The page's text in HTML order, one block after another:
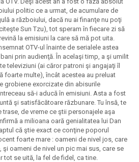
politic ce a urmat, de acumulare de
a războiului, dacă nu ai finanţe nu poţi
Sun Tzu), tot speram în fiecare zi să
la emisiuni la care să mă pot uita.
OTV-ul înainte de serialele astea
prin audienţă. În acelaşi timp, a şi umilit
televiziuni (ai căror patroni şi angajaţi îl
foarte multe), încât acestea au preluat
grobiene exorcizate din abisurile
să-i aducă în emisiuni. Asta a fost
şi satisfăcătoare răzbunare. Tu însă, te
trase, de vreme ce ştii personajele aşa
a milioana oară genialitatea lui Dan
că ştie exact ce conţine poporul
foarte mare : oameni de nivel jos, care
şi oameni de nivel un pic mai sus, care se
tot se uită, la fel de fidel, ca tine.